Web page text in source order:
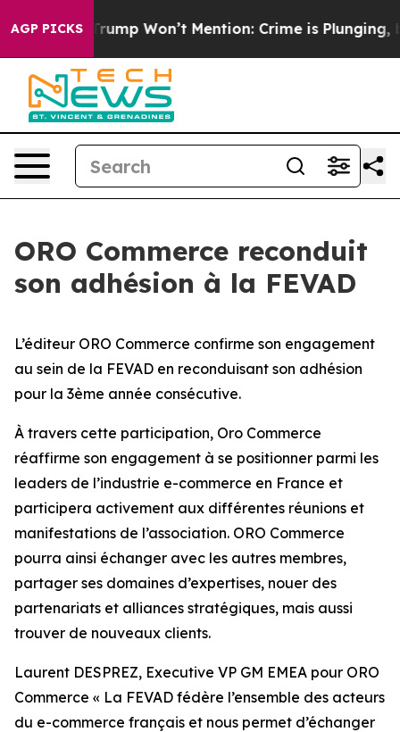
AGP PICKS
News Trump Won’t Mention: Crime is Plunging,
ORO Commerce reconduit
son adhésion à la FEVAD
L’éditeur ORO Commerce confirme son engagement
au sein de la FEVAD en reconduisant son adhésion
pour la 3ème année consécutive.
À travers cette participation, Oro Commerce
réaffirme son engagement à se positionner parmi les
leaders de l’industrie e-commerce en France et
participera activement aux différentes réunions et
manifestations de l’association. ORO Commerce
pourra ainsi échanger avec les autres membres,
partager ses domaines d’expertises, nouer des
partenariats et alliances stratégiques, mais aussi
trouver de nouveaux clients.
Laurent DESPREZ, Executive VP GM EMEA pour ORO
Commerce « La FEVAD fédère l’ensemble des acteurs
du e-commerce français et nous permet d’échanger